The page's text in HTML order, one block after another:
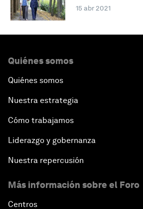
15 abr 2021
Quiénes somos
Quiénes somos
Nuestra estrategia
Cómo trabajamos
Liderazgo y gobernanza
Nuestra repercusión
Más información sobre el Foro
Centros